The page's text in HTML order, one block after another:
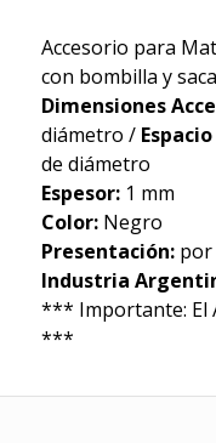
Accesorio para
con bombilla y
Dimensiones
diámetro /
de diámetro
Espesor:1 mm
Color: Negro
Presentación:por
Industria
*** Importante: El
***